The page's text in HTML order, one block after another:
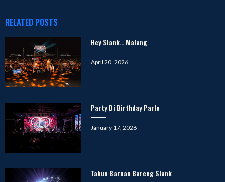
RELATED POSTS
Hey Slank… Malang
Posted
April 20, 2026
Party Di Birthday Parle
Posted
January 17, 2026
Tahun Baruan Bareng Slank